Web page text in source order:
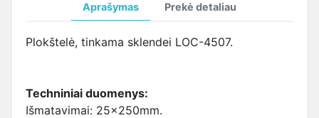
Aprašymas Prekė detaliau
Plokštelė, tinkama sklendei LOC-4507.
Techniniai duomenys:
Išmatavimai: 25x250mm.